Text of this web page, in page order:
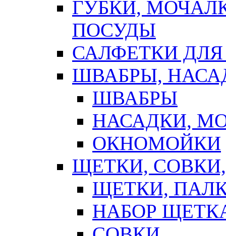
ГУБКИ,
ПОСУДЫ
САЛФЕТКИ
ШВАБРЫ,
ШВАБРЫ
НАСАДКИ,
ОКНОМОЙКИ
ЩЕТКИ,
ЩЕТКИ,
НАБОР